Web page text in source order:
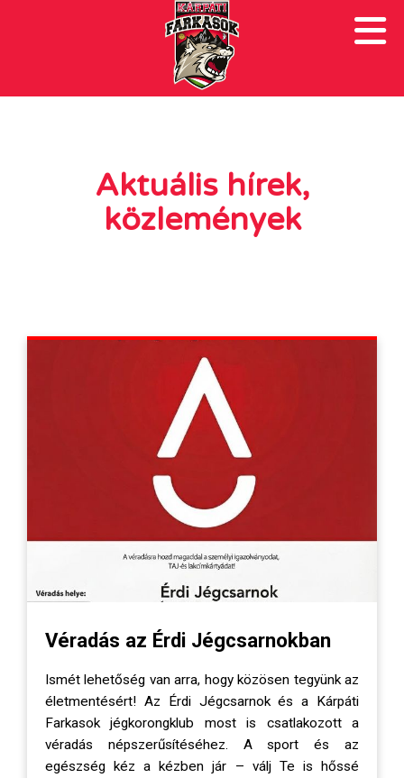
Aktuális hírek,
közlemények
Véradás az Érdi Jégcsarnokban
Ismét lehetőség van arra, hogy közösen tegyünk az
életmentésért! Az Érdi Jégcsarnok és a Kárpáti
Farkasok jégkorongklub most is csatlakozott a
véradás népszerűsítéséhez. A sport és az
egészség kéz a kézben jár – válj Te is hőssé